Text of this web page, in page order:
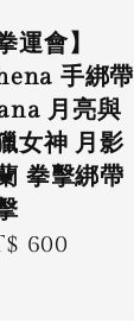
運會】
手綁帶
月亮與
女神 月影
拳擊綁帶
600